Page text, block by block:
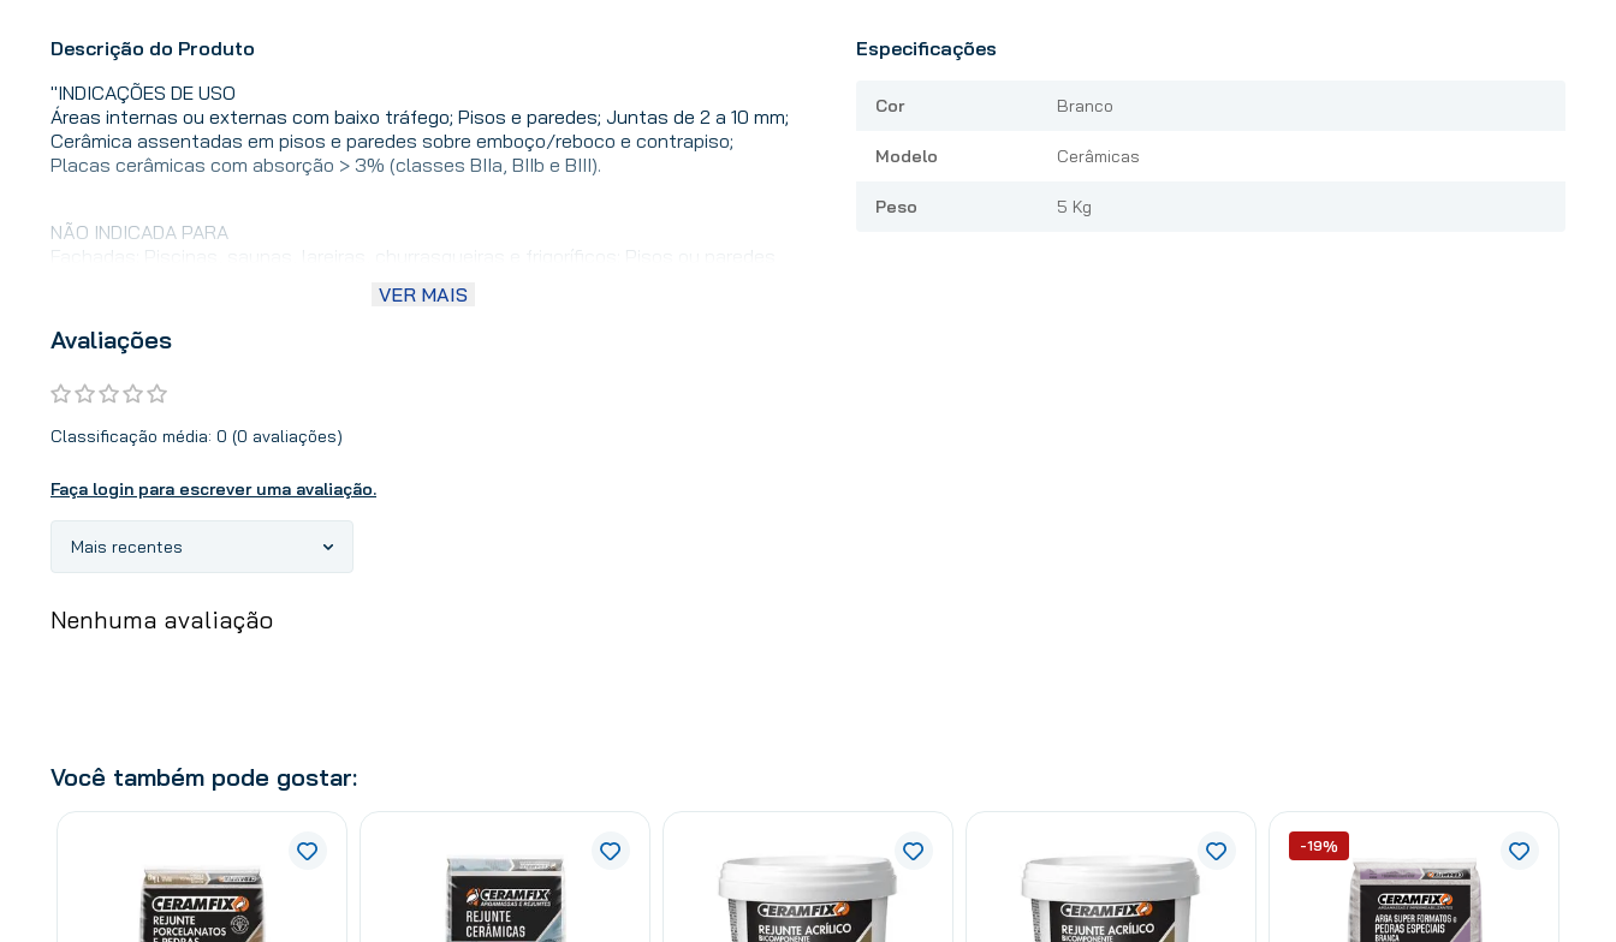
Descrição do Produto
"INDICAÇÕES DE USO
Áreas internas ou externas com baixo tráfego; Pisos e paredes; Juntas de 2 a 10 mm;
Cerâmica assentadas em pisos e paredes sobre emboço/reboco e contrapiso;
Placas cerâmicas com absorção > 3% (classes BIIa, BIIb e BIII).
NÃO INDICADA PARA
Fachadas; Piscinas, saunas, lareiras, churrasqueiras e frigoríficos; Pisos ou paredes
sobre rejunte; Porcelanatos, pedras naturais, blocos de vidro, pastilhas de vidro ou
porcelana; Rejuntamento de cerâmicas tipo “quarter” ou qualquer preenchimento de
sulcos na superfície de placas;"
O Rejunte Cerâmicas é uma argamassa para rejuntamento de cerâmicas com juntas
oferece um acabamento liso e cores uniformes.
VER MAIS
Especificações
Cor Branco
Modelo Cerâmicas
Peso 5 Kg
Avaliações
Classificação média: 0 (0 avaliações)
Faça login para escrever uma avaliação.
Mais recentes
Nenhuma avaliação
Você também pode gostar:
-19%